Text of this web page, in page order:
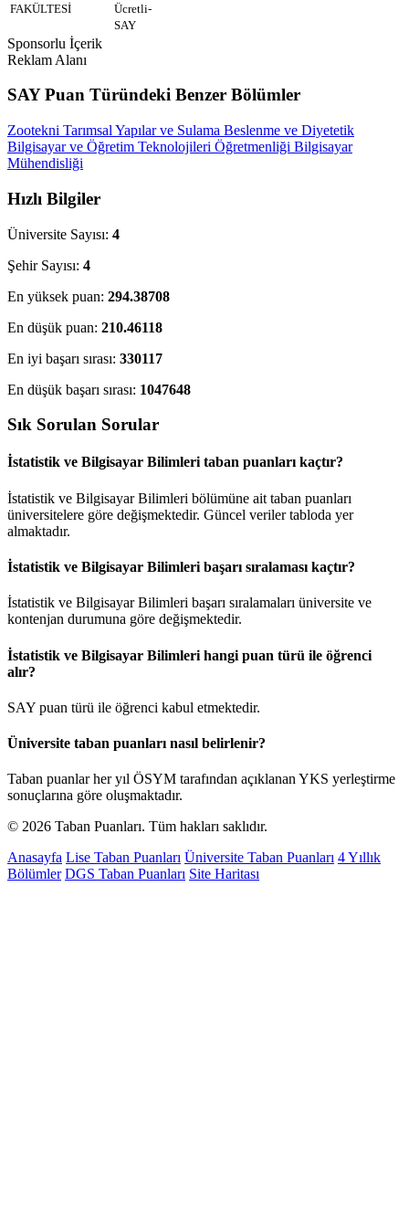
FAKÜLTESİ
Ücretli-
SAY
Sponsorlu İçerik
Reklam Alanı
SAY Puan Türündeki Benzer Bölümler
Zootekni Tarımsal Yapılar ve Sulama Beslenme ve Diyetetik
Bilgisayar ve Öğretim Teknolojileri Öğretmenliği Bilgisayar
Mühendisliği
Hızlı Bilgiler
Üniversite Sayısı: 4
Şehir Sayısı: 4
En yüksek puan: 294.38708
En düşük puan: 210.46118
En iyi başarı sırası: 330117
En düşük başarı sırası: 1047648
Sık Sorulan Sorular
İstatistik ve Bilgisayar Bilimleri taban puanları kaçtır?
İstatistik ve Bilgisayar Bilimleri bölümüne ait taban puanları
üniversitelere göre değişmektedir. Güncel veriler tabloda yer
almaktadır.
İstatistik ve Bilgisayar Bilimleri başarı sıralaması kaçtır?
İstatistik ve Bilgisayar Bilimleri başarı sıralamaları üniversite ve
kontenjan durumuna göre değişmektedir.
İstatistik ve Bilgisayar Bilimleri hangi puan türü ile öğrenci
alır?
SAY puan türü ile öğrenci kabul etmektedir.
Üniversite taban puanları nasıl belirlenir?
Taban puanlar her yıl ÖSYM tarafından açıklanan YKS yerleştirme
sonuçlarına göre oluşmaktadır.
© 2026 Taban Puanları. Tüm hakları saklıdır.
Anasayfa Lise Taban Puanları Üniversite Taban Puanları 4 Yıllık
Bölümler DGS Taban Puanları Site Haritası